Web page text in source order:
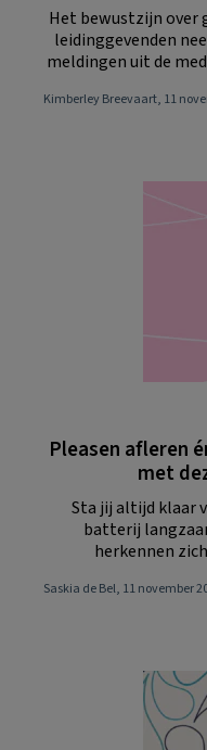
Het bewustzijn over
leidinggevenden
meldingen uit de
Kimberley Breevaart, 11
Pleasen afleren
met
Sta jij altijd klaar
batterij
herkennen
Saskia de Bel, 11 november